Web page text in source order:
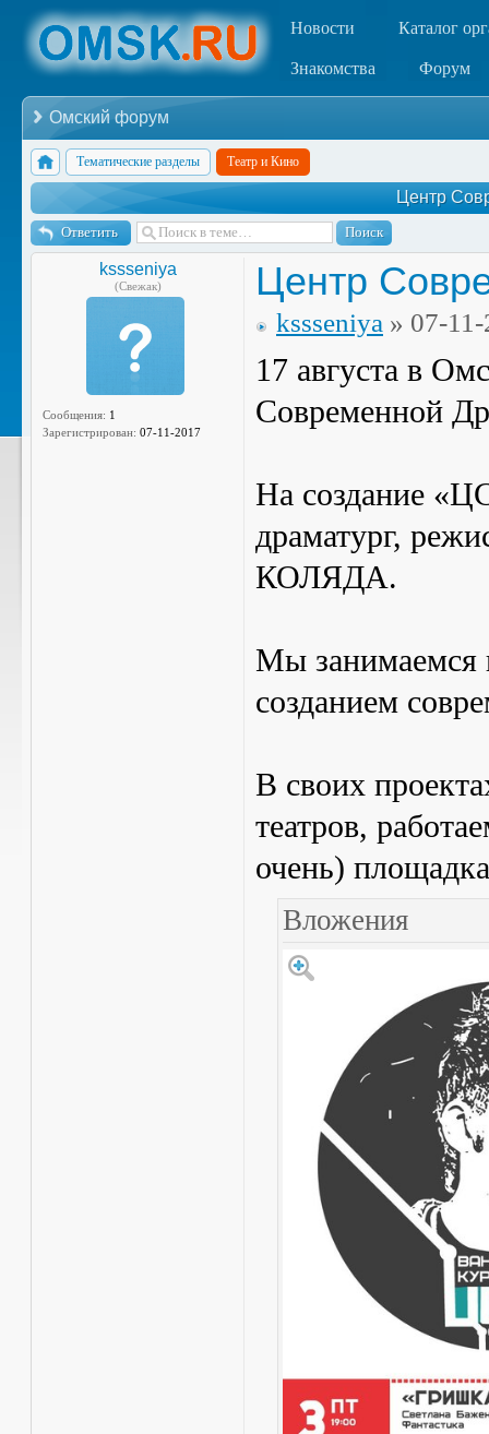
Новости Каталог
Знакомства Форум
Омский форум
Тематические разделы Театр и Кино
Центр
Ответить
kssseniya
(Свежак)
Сообщения: 1
Зарегистрирован: 07-11-2017
Центр
kssseniya » 07-
17 августа в
Современной
На создание
драматург,
КОЛЯДА.
Мы занимаемся
созданием
В своих
театров,
очень)
Вложения